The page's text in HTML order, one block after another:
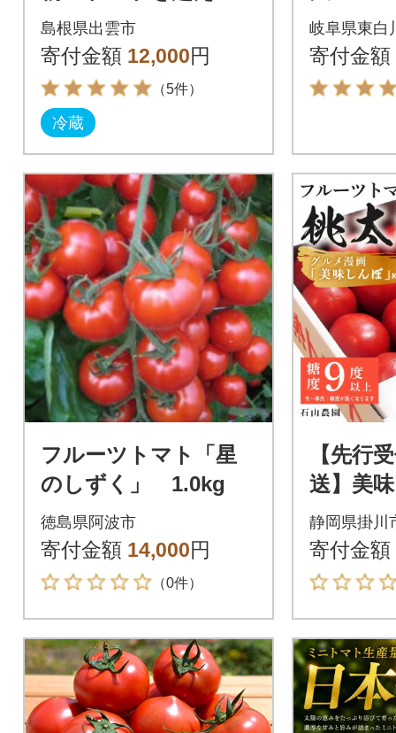
超トマト1kg【1_2-02
0】
島根県出雲市
寄付金額 12,000円
（5件）
冷蔵
マトジ
岐阜県東白
寄付金額
フルーツトマト「星
のしずく」 1.0kg
徳島県阿波市
寄付金額 14,000円
（0件）
【先行
送】美
場 トマ
大箱 16
選 糖度
静岡県掛川
寄付金額